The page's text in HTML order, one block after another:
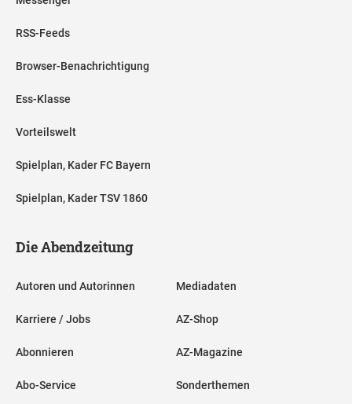
RSS-Feeds
Browser-Benachrichtigung
Ess-Klasse
Vorteilswelt
Spielplan, Kader FC Bayern
Spielplan, Kader TSV 1860
Die Abendzeitung
Autoren und Autorinnen
Karriere / Jobs
Abonnieren
Abo-Service
Mediadaten
AZ-Shop
AZ-Magazine
Sonderthemen